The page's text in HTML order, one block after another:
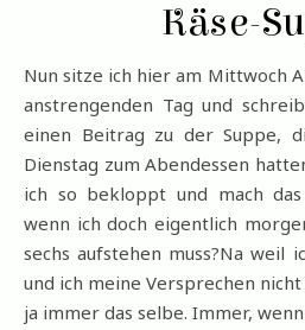
Käse-
Nun sitze ich hier am Mittwoch Abend, nach einem super
anstrengenden Tag und
einen Beitrag zu der Suppe,
Dienstag zum Abendessen
ich so bekloppt und mach
wenn ich doch eigentlich
sechs aufstehen muss?Na weil
und ich meine Versprechen
ja immer das selbe. Immer,